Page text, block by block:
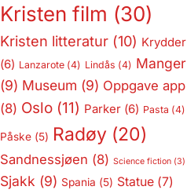
Kristen film (30)
Kristen litteratur(10) Krydder
(6) Lanzarote(4) Lindås (4) Manger
(9) Museum (9) Oppgave app
(8) Oslo(11) Parker(6) Pasta (4)
Påske(5) Radøy(20)
Sandnessjøen (8) Science fiction(3)
Sjakk (9) Spania (5) Statue(7)